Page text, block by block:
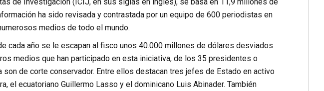
ha sido revisada y contrastada por un equipo de 600 periodistas en
medios de todo el mundo.
cada año se le escapan al fisco unos 40.000 millones de dólares desviados
medios que han participado en esta iniciativa, de los 35 presidentes o
de corte conservador. Entre ellos destacan tres jefes de Estado en activo
, el ecuatoriano Guillermo Lasso y el dominicano Luis Abinader. También